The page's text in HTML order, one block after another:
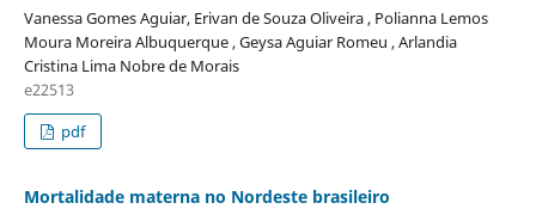
Vanessa Gomes Aguiar, Erivan de Souza Oliveira , Polianna Lemos
Moura Moreira Albuquerque , Geysa Aguiar Romeu , Arlandia
Cristina Lima Nobre de Morais
e22513
pdf
Mortalidade materna no Nordeste brasileiro